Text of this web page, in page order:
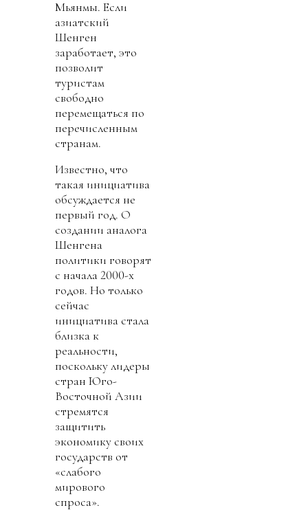
Мьянмы. Если
азиатский
Шенген
заработает, это
позволит
туристам
свободно
перемещаться по
перечисленным
странам.
Известно, что
такая инициатива
обсуждается не
первый год. О
создании аналога
Шенгена
политики говорят
с начала 2000-х
годов. Но только
сейчас
инициатива стала
близка к
реальности,
поскольку лидеры
стран Юго-
Восточной Азии
стремятся
защитить
экономику своих
государств от
«слабого
мирового
спроса».